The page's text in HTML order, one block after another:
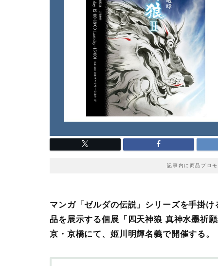
記事内に商品プロ
マンガ「ゼルダの伝説」シリーズを手掛
品を展示する個展「四天神狼 真神水墨祈
京・京橋にて、姫川明輝名義で開催する。